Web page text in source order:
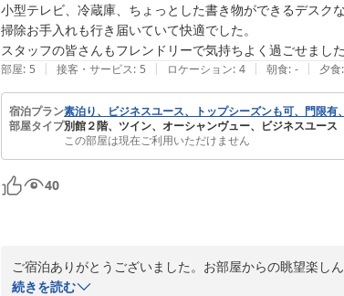
小型テレビ、冷蔵庫、ちょっとした書き物ができるデスク
掃除お手入れも行き届いていて快適でした。
スタッフの皆さんもフレンドリーで気持ちよく過ごせました
部屋: 5 | 接客・サービス: 5 | ロケーション: 4 | 朝食: - | 夕食:
宿泊プラン素泊り、ビジネスユース、トップシーズンも可、門限有
部屋タイプ別館２階、ツイン、オーシャンヴュー、ビジネスユース
この部屋は現在ご利用いただけません
40
ご宿泊ありがとうございました。お部屋からの眺望楽し
基本ですが、食事つきがご希望のお客様はペンション　
続きを読む